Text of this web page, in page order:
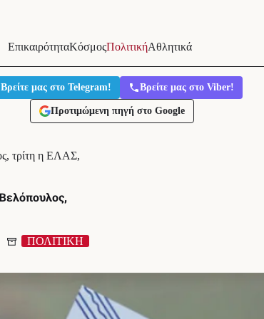
ΕπικαιρότηταΚόσμοςΠολιτικήΑθλητικά
Βρείτε μας στο Telegram! Βρείτε μας στο Viber!
Προτιμώμενη πηγή στο Google
τρίτη η ΕΛΑΣ,
ΠΟΛΙΤΙΚΗ